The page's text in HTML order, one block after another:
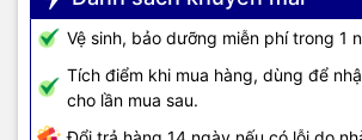
Vệ sinh, bảo dưỡng miễn phí trong 1
Tích điểm khi mua hàng, dùng để
cho lần mua sau.